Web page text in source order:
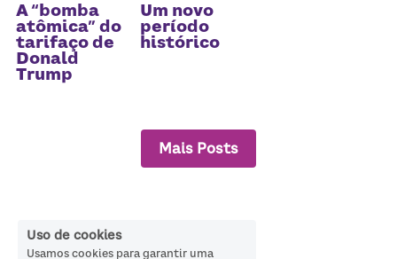
A “bomba
atômica” do
tarifaço de
Donald
Trump
Um novo
período
histórico
Mais Posts
Uso de cookies
Usamos cookies para garantir uma